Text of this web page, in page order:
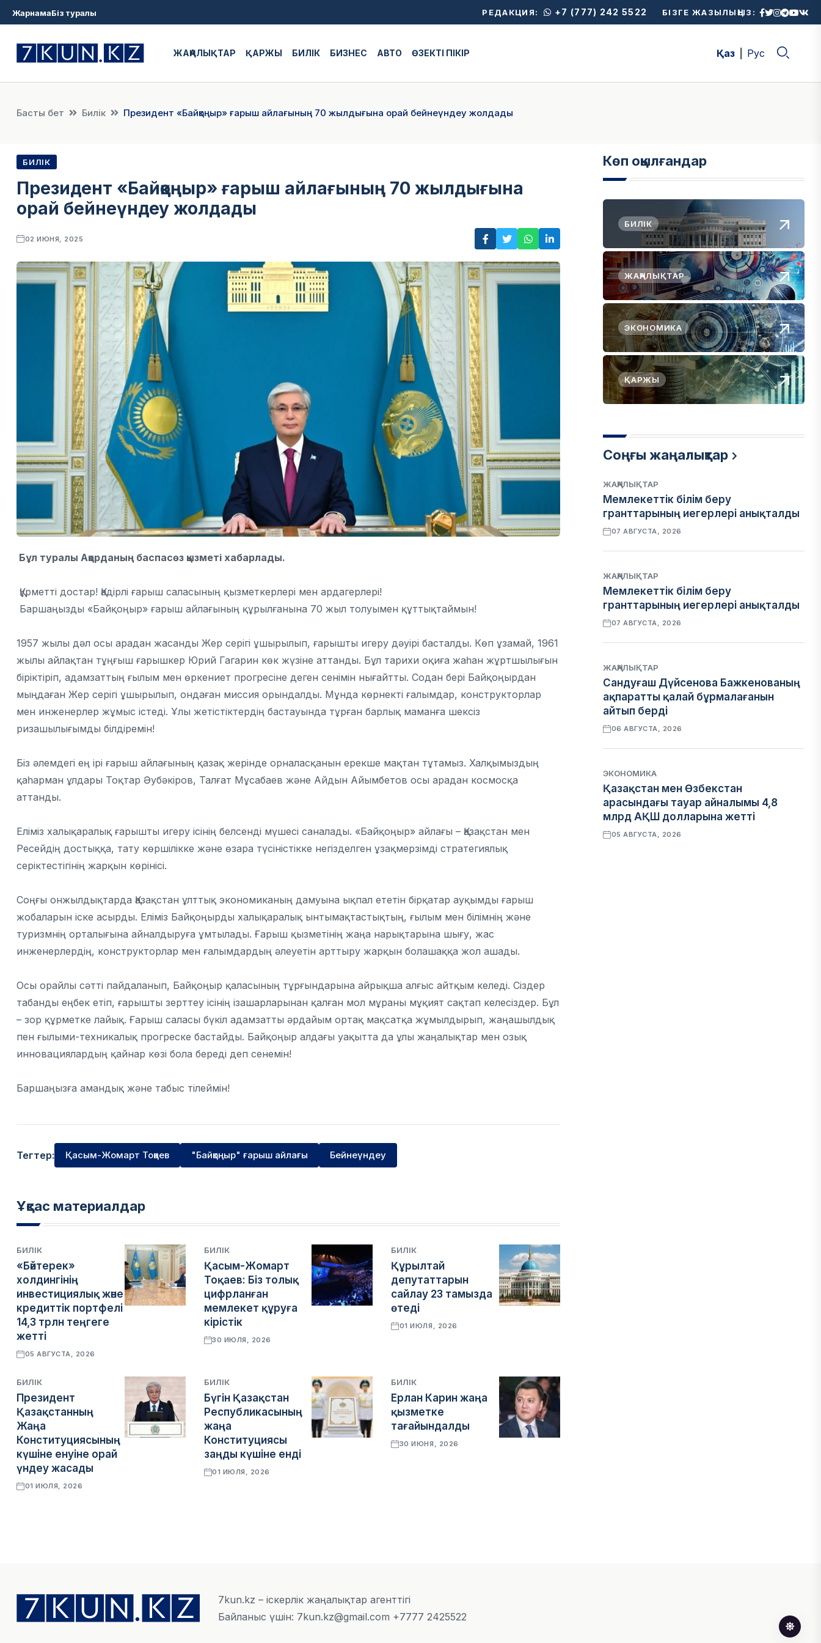
ЖарнамаБіз туралы РЕДАКЦИЯ: +7 (777) 242 5522 БІЗГЕ ЖАЗЫЛЫҢЫЗ:
ЖАҢАЛЫҚТАР ҚАРЖЫ БИЛІК БИЗНЕС АВТО ӨЗЕКТІ ПІКІР Қаз Рус
Басты бет Билік Президент «Байқоңыр» ғарыш айлағының 70 жылдығына орай бейнеүндеу жолдады
БИЛІК
Президент «Байқоңыр» ғарыш айлағының 70 жылдығына
орай бейнеүндеу жолдады
02 ИЮНЯ, 2025
Бұл туралы Ақорданың баспасөз қызметі хабарлады.
Құрметті достар! Қадірлі ғарыш саласының қызметкерлері мен ардагерлері!
Баршаңызды «Байқоңыр» ғарыш айлағының құрылғанына 70 жыл толуымен құттықтаймын!
1957 жылы дәл осы арадан жасанды Жер серігі ұшырылып, ғарышты игеру дәуірі басталды. Көп ұзамай, 1961
жылы айлақтан тұңғыш ғарышкер Юрий Гагарин көк жүзіне аттанды. Бұл тарихи оқиға жаһан жұртшылығын
біріктіріп, адамзаттың ғылым мен өркениет прогресіне деген сенімін нығайтты. Содан бері Байқоңырдан
мыңдаған Жер серігі ұшырылып, ондаған миссия орындалды. Мұнда көрнекті ғалымдар, конструкторлар
мен инженерлер жұмыс істеді. Ұлы жетістіктердің бастауында тұрған барлық маманға шексіз
ризашылығымды білдіремін!
Біз әлемдегі ең ірі ғарыш айлағының қазақ жерінде орналасқанын ерекше мақтан тұтамыз. Халқымыздың
қаһарман ұлдары Тоқтар Әубәкіров, Талғат Мұсабаев және Айдын Айымбетов осы арадан космосқа
аттанды.
Еліміз халықаралық ғарышты игеру ісінің белсенді мүшесі саналады. «Байқоңыр» айлағы – Қазақстан мен
Ресейдің достыққа, тату көршілікке және өзара түсіністікке негізделген ұзақмерзімді стратегиялық
серіктестігінің жарқын көрінісі.
Соңғы онжылдықтарда Қазақстан ұлттық экономиканың дамуына ықпал ететін бірқатар ауқымды ғарыш
жобаларын іске асырды. Еліміз Байқоңырды халықаралық ынтымақтастықтың, ғылым мен білімнің және
туризмнің орталығына айналдыруға ұмтылады. Ғарыш қызметінің жаңа нарықтарына шығу, жас
инженерлердің, конструкторлар мен ғалымдардың әлеуетін арттыру жарқын болашаққа жол ашады.
Осы орайлы сәтті пайдаланып, Байқоңыр қаласының тұрғындарына айрықша алғыс айтқым келеді. Сіздер
табанды еңбек етіп, ғарышты зерттеу ісінің ізашарларынан қалған мол мұраны мұқият сақтап келесіздер. Бұл
– зор құрметке лайық. Ғарыш саласы бүкіл адамзатты әрдайым ортақ мақсатқа жұмылдырып, жаңашылдық
пен ғылыми-техникалық прогреске бастайды. Байқоңыр алдағы уақытта да ұлы жаңалықтар мен озық
инновациялардың қайнар көзі бола береді деп сенемін!
Баршаңызға амандық және табыс тілеймін!
Тегтер: Қасым-Жомарт Тоқаев "Байқоңыр" ғарыш айлағы Бейнеүндеу
Ұқсас материалдар
БИЛІК
«Бәйтерек»
холдингінің
инвестициялық және
кредиттік портфелі
14,3 трлн теңгеге
жетті
05 АВГУСТА, 2026
БИЛІК
Қасым-Жомарт
Тоқаев: Біз толық
цифрланған
мемлекет құруға
кірістік
30 ИЮЛЯ, 2026
БИЛІК
Құрылтай
депутаттарын
сайлау 23 тамызда
өтеді
01 ИЮЛЯ, 2026
БИЛІК
Президент
Қазақстанның
Жаңа
Конституциясының
күшіне енуіне орай
үндеу жасады
01 ИЮЛЯ, 2026
БИЛІК
Бүгін Қазақстан
Республикасының
жаңа
Конституциясы
заңды күшіне енді
01 ИЮЛЯ, 2026
БИЛІК
Ерлан Карин жаңа
қызметке
тағайындалды
30 ИЮНЯ, 2026
Көп оқылғандар
БИЛІК
ЖАҢАЛЫҚТАР
ЭКОНОМИКА
ҚАРЖЫ
Соңғы жаңалықтар
ЖАҢАЛЫҚТАР
Мемлекеттік білім беру
гранттарының иегерлері анықталды
07 АВГУСТА, 2026
ЖАҢАЛЫҚТАР
Мемлекеттік білім беру
гранттарының иегерлері анықталды
07 АВГУСТА, 2026
ЖАҢАЛЫҚТАР
Сандуғаш Дүйсенова Бажкенованың
ақпаратты қалай бұрмалағанын
айтып берді
06 АВГУСТА, 2026
ЭКОНОМИКА
Қазақстан мен Өзбекстан
арасындағы тауар айналымы 4,8
млрд АҚШ долларына жетті
05 АВГУСТА, 2026
7kun.kz – іскерлік жаңалықтар агенттігі
Байланыс үшін: 7kun.kz@gmail.com +7777 2425522